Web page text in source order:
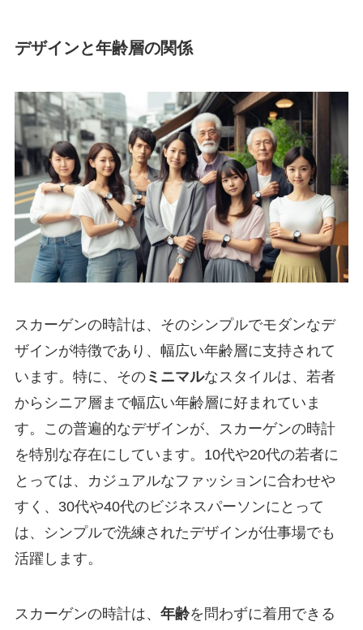
デザインと年齢層の関係
スカーゲンの時計は、そのシンプルでモダンなデ
ザインが特徴であり、幅広い年齢層に支持されて
います。特に、そのミニマルなスタイルは、若者
からシニア層まで幅広い年齢層に好まれていま
す。この普遍的なデザインが、スカーゲンの時計
を特別な存在にしています。10代や20代の若者に
とっては、カジュアルなファッションに合わせや
すく、30代や40代のビジネスパーソンにとって
は、シンプルで洗練されたデザインが仕事場でも
活躍します。
スカーゲンの時計は、 年齢を問わずに着用できる